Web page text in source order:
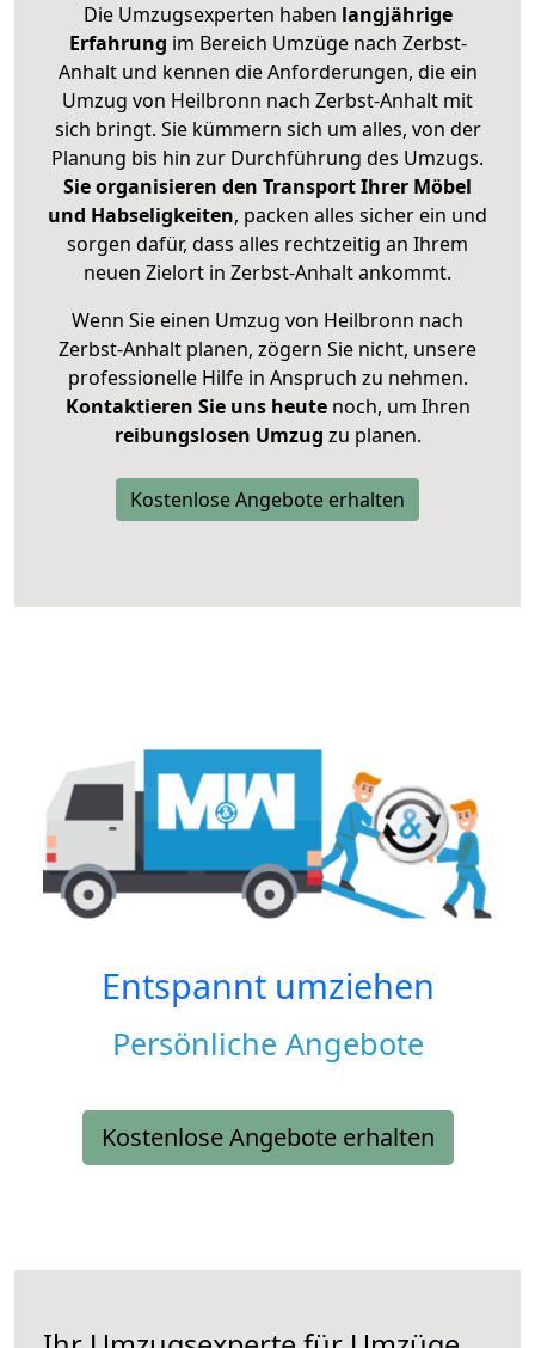
Die Umzugsexperten haben langjährige
Erfahrung im Bereich Umzüge nach Zerbst-
Anhalt und kennen die Anforderungen, die ein
Umzug von Heilbronn nach Zerbst-Anhalt mit
sich bringt. Sie kümmern sich um alles, von der
Planung bis hin zur Durchführung des Umzugs.
Sie organisieren den Transport Ihrer Möbel
und Habseligkeiten, packen alles sicher ein und
sorgen dafür, dass alles rechtzeitig an Ihrem
neuen Zielort in Zerbst-Anhalt ankommt.
Wenn Sie einen Umzug von Heilbronn nach
Zerbst-Anhalt planen, zögern Sie nicht, unsere
professionelle Hilfe in Anspruch zu nehmen.
Kontaktieren Sie uns heutenoch, um Ihren
reibungslosen Umzug zu planen.
Kostenlose Angebote erhalten
Entspannt umziehen
Persönliche Angebote
Kostenlose Angebote erhalten